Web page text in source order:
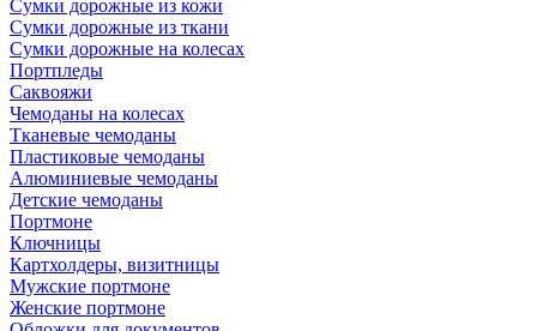
Сумки дорожные из кожи
Сумки дорожные из ткани
Сумки дорожные на колесах
Портпледы
Саквояжи
Чемоданы на колесах
Тканевые чемоданы
Пластиковые чемоданы
Алюминиевые чемоданы
Детские чемоданы
Портмоне
Ключницы
Картхолдеры, визитницы
Мужские портмоне
Женские портмоне